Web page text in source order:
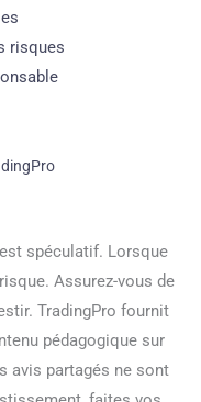
risques
spéculatif. Lorsque
Assurez-vous de
TradingPro fournit
pédagogique sur
avis partagés ne sont